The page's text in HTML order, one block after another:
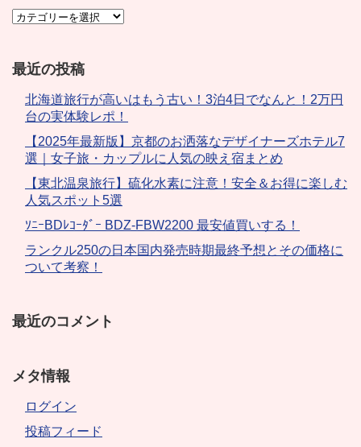
最近の投稿
北海道旅行が高いはもう古い！3泊4日でなんと！2万円
台の実体験レポ！
【2025年最新版】京都のお洒落なデザイナーズホテル7
選｜女子旅・カップルに人気の映え宿まとめ
【東北温泉旅行】硫化水素に注意！安全＆お得に楽しむ
人気スポット5選
ｿﾆｰBDﾚｺｰﾀﾞｰ BDZ-FBW2200 最安値買いする！
ランクル250の日本国内発売時期最終予想とその価格に
ついて考察！
最近のコメント
メタ情報
ログイン
投稿フィード